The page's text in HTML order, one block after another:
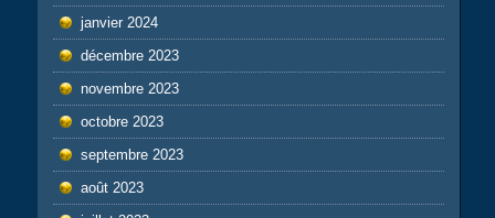
janvier 2024
décembre 2023
novembre 2023
octobre 2023
septembre 2023
août 2023